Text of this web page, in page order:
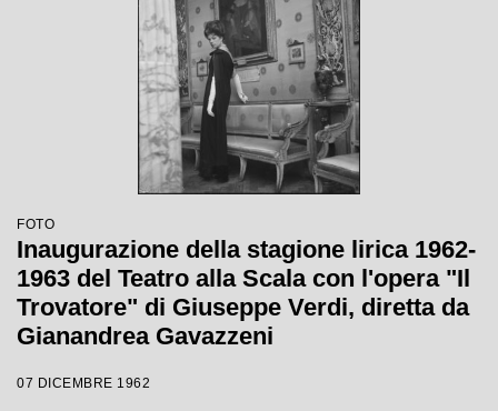
FOTO
Inaugurazione della stagione lirica 1962-
1963 del Teatro alla Scala con l'opera "Il
Trovatore" di Giuseppe Verdi, diretta da
Gianandrea Gavazzeni
07 DICEMBRE 1962